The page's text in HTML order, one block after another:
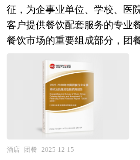
业的运营效率、促进企业的发
的双重意义。
的战略定位，它没有明确的发
去，它的经济发展就一定受影
济相对的很热很热。到珠海去
差异，深圳从一开始就以引进
国刚刚开放前五年被引进的工
拥有，而珠海开始定位引进的
年又转变为引进工业为主，政
先手之机，导致珠海的工业发
制；二是珠海好大喜功，在行
营能力。度假村行业报告是从
前，对度假村行业各种相关因
究、分析，评估项目可行性、
建设性意见建议对策等，是度
和主管机关审批的研究性报告
业的理论认识为主要内容，重
规律性认识的研究。度假村行
高价值服务，是企业了解各行
向、把握市场机会、做出正确
方向不可多得的精品资料。 本
为战略投资者选择恰当的投资
战略规划提供了准确的市场情
依据。 本研究咨询报告由中研
国家统计局、国家商务部、国
信息中心、国务院发展研究中
全国商业信息中心、中国经济
行业研究网、全国及海外多种
信息以及专业研究单位等公布
结合中研普华公司对快餐相关
续运行。公司收购则是指一家
司的股票或股份等方式，取得
或管理权。企业在并购及资产
诸多专业问题，比如并购目标
司资产估值，并购重组方式的
择，并购成本的控制，并购的
这些问题，企业内部因缺乏专
处理，因而必须委托专业的顾
告由中研普华咨询公司领衔撰
场调研基础上，主要依据了国
征，为企事业单位、学校、医
客户提供餐饮配套服务的专业
餐饮市场的重要组成部分，团
实现了从食材采购、加工制作
管控，是保障大规模人群饮食
率、降低管理成本的关键支撑
与食品安全监管强化的双重背
予从传统食堂运营向现代化、
型的战略使命，其发展水平直
酒店 团餐 2025-12-15